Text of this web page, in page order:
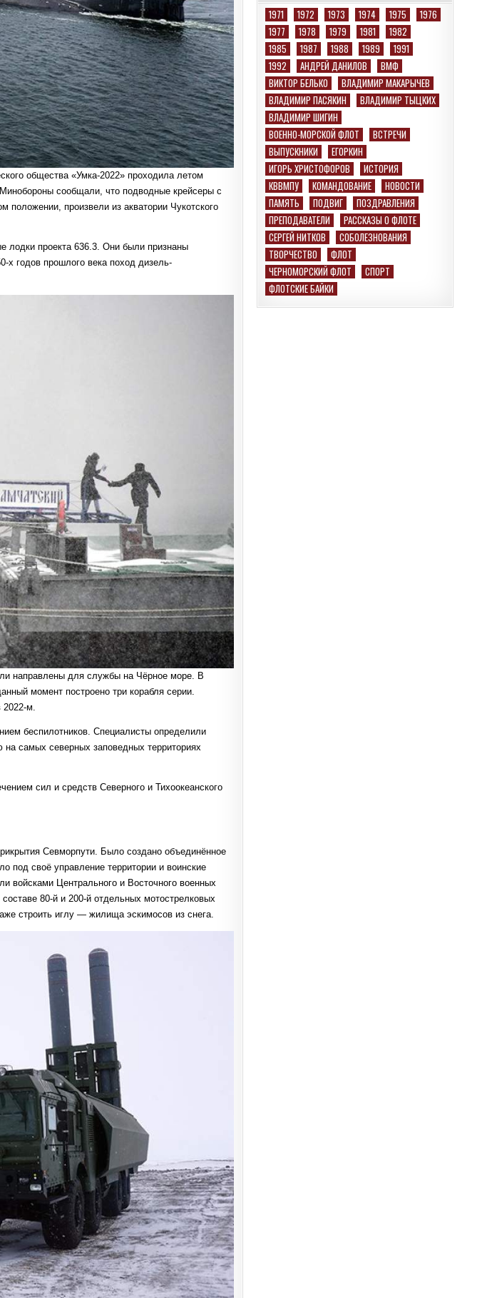
общества «Умка-2022» проходила летом
сообщали, что подводные крейсеры с
произвели из акватории Чукотского
лодки проекта 636.3. Они были признаны
годов прошлого века поход дизель-
направлены для службы на Чёрное море. В
момент построено три корабля серии.
м.
беспилотников. Специалисты определили
самых северных заповедных территориях
сил и средств Северного и Тихоокеанского
Севморпути. Было создано объединённое
под своё управление территории и воинские
войсками Центрального и Восточного военных
80-й и 200-й отдельных мотострелковых
строить иглу — жилища эскимосов из снега.
1971 1972 1973 1974 1975
1976
1977
1978 1979 1981
1982
1985
1987 1988 1989
1991
1992
АНДРЕЙ ДАНИЛОВ
ВМФ
ВИКТОР БЕЛЬКО
ВЛАДИМИР МАКАРЫЧЕВ
ВЛАДИМИР ПАСЯКИН
ВЛАДИМИР ТЫЦКИХ
ВЛАДИМИР ШИГИН
ВОЕННО-МОРСКОЙ ФЛОТ
ВСТРЕЧИ
ВЫПУСКНИКИ
ЕГОРКИН
ИГОРЬ ХРИСТОФОРОВ
ИСТОРИЯ
КВВМПУ
КОМАНДОВАНИЕ
НОВОСТИ
ПАМЯТЬ
ПОДВИГ
ПОЗДРАВЛЕНИЯ
ПРЕПОДАВАТЕЛИ
РАССКАЗЫ О ФЛОТЕ
СЕРГЕЙ НИТКОВ
СОБОЛЕЗНОВАНИЯ
ТВОРЧЕСТВО
ФЛОТ
ЧЕРНОМОРСКИЙ ФЛОТ
СПОРТ
ФЛОТСКИЕ БАЙКИ